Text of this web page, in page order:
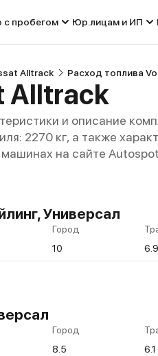
с пробегом Юр.лицам и ИП
Alltrack Расход топлива
Alltrack
и описание
2270 кг, а также
на сайте
Универсал
Город
10 6.9
Город
8.5 6.1